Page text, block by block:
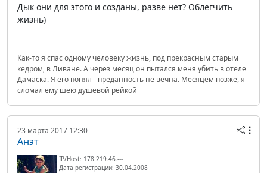
Дык они для этого и созданы, разве нет? Облегчить
жизнь)
Как-то я спас одному человеку жизнь, под прекрасным старым
кедром, в Ливане. А через месяц он пытался меня убить в отеле
Дамаска. Я его понял - преданность не вечна. Месяцем позже, я
сломал ему шею душевой рейкой
23 марта 2017 12:30
Анэт
IP/Host: 178.219.46.---
Дата регистрации: 30.04.2008